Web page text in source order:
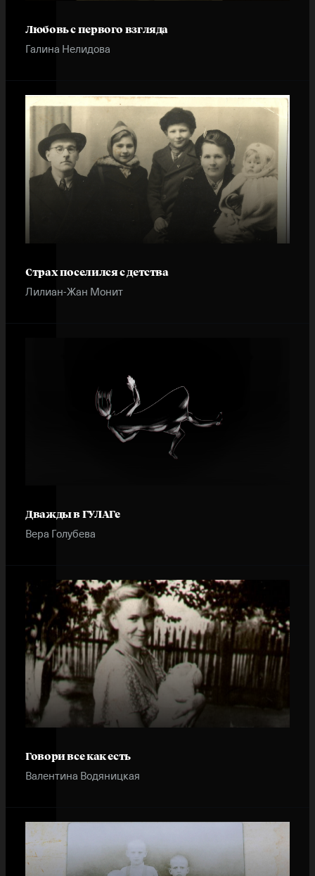
Любовь с первого взгляда
Галина Нелидова
Страх поселился с детства
Лилиан-Жан Монит
Дважды в ГУЛАГе
Вера Голубева
Говори все как есть
Валентина Водяницкая